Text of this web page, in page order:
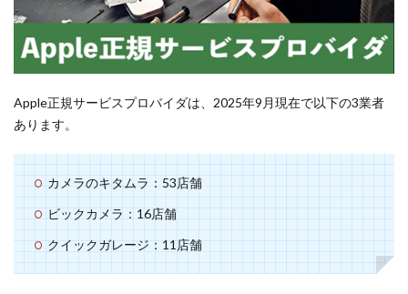
Apple正規サービスプロバイダは、2025年9月現在で以下の3業者
あります。
カメラのキタムラ：53店舗
ビックカメラ：16店舗
クイックガレージ：11店舗